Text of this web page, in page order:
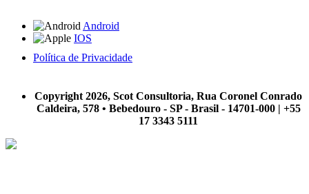
Android
IOS
Política de Privacidade
Copyright 2026, Scot Consultoria, Rua Coronel Conrado
Caldeira, 578 • Bebedouro - SP - Brasil - 14701-000 | +55
17 3343 5111